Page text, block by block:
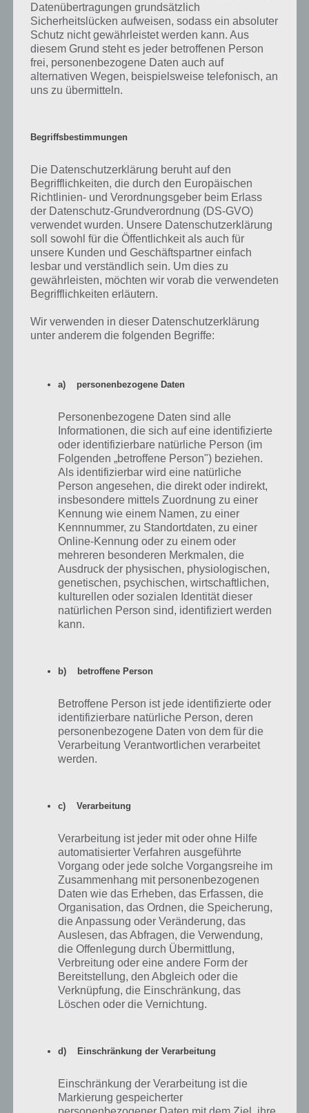
Event Übersicht
Benachrichtungen
deaktivieren
Hohe
Zoom-Stufe
Support
kontaktieren
Springfield Dollar
verdienen
Gerät hat
dein
Springfield
nicht
freischalten
Heights Speicher
Gruppenspeicher
nutzen
Nachbarn
entfernen
In der obigen Tabelle findest du weitere Tipps, Hilfen und mehr zu
Die Simpsons Springfield.
Auf WhatsApp teilen Teilen auf Facebook
Mehr Artikel hier auf Touchportal
KOMMENTARE
Manuel 06.07.2022 02:03
Erstmal ein liebes Hallo an alle, warum bekomme ich kein gratis
landmarken gutgeschrieben wenn ich sie bei Nachbarn finde.
Anonym 28.12.2019 19:56
Ich habe mir das Gebäude besorgt und alle Landerweiterungen frei
geschaltet bekomme jetzt aber keine Landmarken mehr nur etwas
Geld… So wie es in der Beschreibung steht man könnte die
Landmarken dann für Donuts verkaufen war leider zu keinem
Zeitpunkt bei mir möglich ??
Antworten
Ich habe alle Landerweiterungen freigeschaltet – und nun? Auch das
ehrliche Weise geschafft hat ;) – wie bekomm ich denn diese
Landmarken auf nicht ehrliche Weise? ich hab alle Landmarken
Datenübertragungen grundsätzlich
Sicherheitslücken aufweisen, sodass ein absoluter
Schutz nicht gewährleistet werden kann. Aus
diesem Grund steht es jeder betroffenen Person
frei, personenbezogene Daten auch auf
alternativen Wegen, beispielsweise telefonisch, an
uns zu übermitteln.
Begriffsbestimmungen
Die Datenschutzerklärung beruht auf den
Begrifflichkeiten, die durch den Europäischen
Richtlinien- und Verordnungsgeber beim Erlass
der Datenschutz-Grundverordnung (DS-GVO)
verwendet wurden. Unsere Datenschutzerklärung
soll sowohl für die Öffentlichkeit als auch für
unsere Kunden und Geschäftspartner einfach
lesbar und verständlich sein. Um dies zu
gewährleisten, möchten wir vorab die verwendeten
Begrifflichkeiten erläutern.
Wir verwenden in dieser Datenschutzerklärung
unter anderem die folgenden Begriffe:
a) personenbezogene Daten
Personenbezogene Daten sind alle
Informationen, die sich auf eine identifizierte
oder identifizierbare natürliche Person (im
Folgenden „betroffene Person") beziehen.
Als identifizierbar wird eine natürliche
Person angesehen, die direkt oder indirekt,
insbesondere mittels Zuordnung zu einer
Kennung wie einem Namen, zu einer
Kennnummer, zu Standortdaten, zu einer
Online-Kennung oder zu einem oder
mehreren besonderen Merkmalen, die
Ausdruck der physischen, physiologischen,
genetischen, psychischen, wirtschaftlichen,
kulturellen oder sozialen Identität dieser
natürlichen Person sind, identifiziert werden
kann.
b) betroffene Person
Betroffene Person ist jede identifizierte oder
identifizierbare natürliche Person, deren
personenbezogene Daten von dem für die
Verarbeitung Verantwortlichen verarbeitet
werden.
c) Verarbeitung
Verarbeitung ist jeder mit oder ohne Hilfe
automatisierter Verfahren ausgeführte
Vorgang oder jede solche Vorgangsreihe im
Zusammenhang mit personenbezogenen
Daten wie das Erheben, das Erfassen, die
Organisation, das Ordnen, die Speicherung,
die Anpassung oder Veränderung, das
Auslesen, das Abfragen, die Verwendung,
die Offenlegung durch Übermittlung,
Verbreitung oder eine andere Form der
Bereitstellung, den Abgleich oder die
Verknüpfung, die Einschränkung, das
Löschen oder die Vernichtung.
d) Einschränkung der Verarbeitung
Einschränkung der Verarbeitung ist die
Markierung gespeicherter